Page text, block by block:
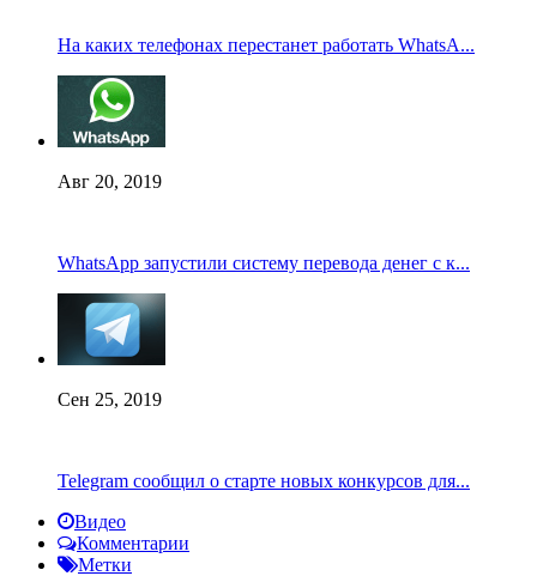
На каких телефонах перестанет работать WhatsA...
Авг 20, 2019
WhatsApp запустили систему перевода денег с к...
Сен 25, 2019
Telegram сообщил о старте новых конкурсов для...
Видео
Комментарии
Метки